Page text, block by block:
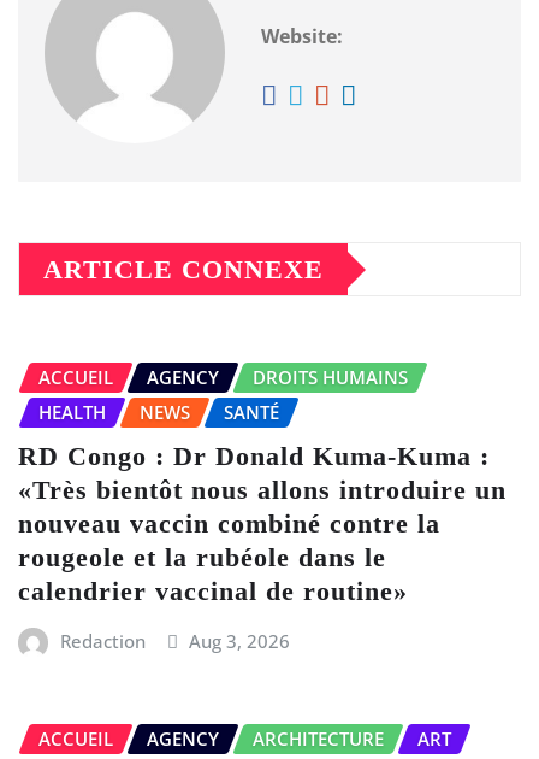
Website:
ARTICLE CONNEXE
ACCUEIL AGENCY
DROITS HUMAINS
HEALTH
NEWS SANTÉ
RD Congo : Dr Donald Kuma-Kuma :
«Très bientôt nous allons introduire un
nouveau vaccin combiné contre la
rougeole et la rubéole dans le
calendrier vaccinal de routine»
Redaction Aug 3, 2026
ACCUEIL AGENCY ARCHITECTURE
ART